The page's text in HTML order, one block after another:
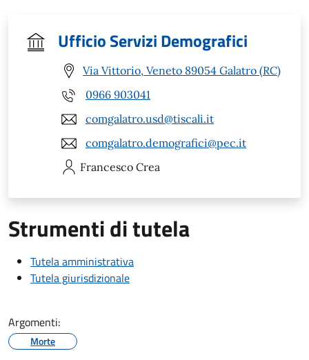
Ufficio Servizi Demografici
Via Vittorio, Veneto 89054 Galatro (RC)
0966 903041
comgalatro.usd@tiscali.it
comgalatro.demografici@pec.it
Francesco Crea
Strumenti di tutela
Tutela amministrativa
Tutela giurisdizionale
Argomenti:
Morte